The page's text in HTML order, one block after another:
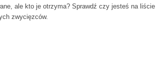
ale kto je otrzyma? Sprawdź czy jesteś na liście
zwycięzców.